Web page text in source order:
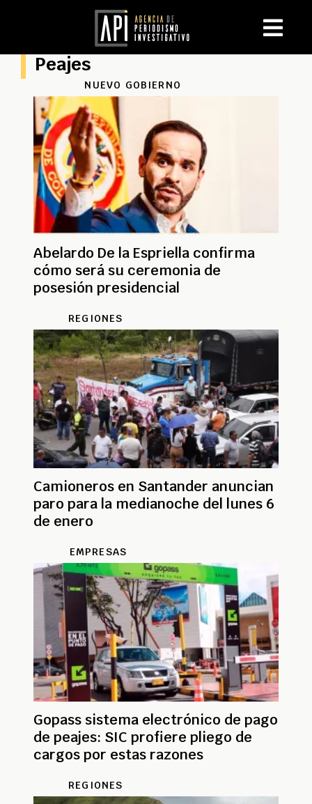
Peajes
NUEVO GOBIERNO
Abelardo De la Espriella confirma
cómo será su ceremonia de
posesión presidencial
REGIONES
Camioneros en Santander anuncian
paro para la medianoche del lunes 6
de enero
EMPRESAS
Gopass sistema electrónico de pago
de peajes: SIC profiere pliego de
cargos por estas razones
REGIONES